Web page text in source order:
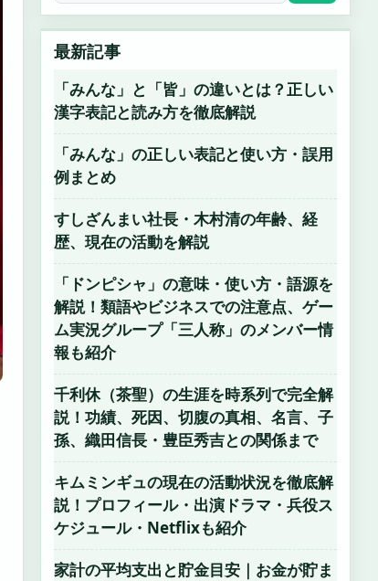
最新記事
「みんな」と「皆」の違いとは？正しい
漢字表記と読み方を徹底解説
「みんな」の正しい表記と使い方・誤用
例まとめ
すしざんまい社長・木村清の年齢、経
歴、現在の活動を解説
「ドンピシャ」の意味・使い方・語源を
解説！類語やビジネスでの注意点、ゲー
ム実況グループ「三人称」のメンバー情
報も紹介
千利休（茶聖）の生涯を時系列で完全解
説！功績、死因、切腹の真相、名言、子
孫、織田信長・豊臣秀吉との関係まで
キムミンギュの現在の活動状況を徹底解
説！プロフィール・出演ドラマ・兵役ス
ケジュール・Netflixも紹介
家計の平均支出と貯金目安｜お金が貯ま